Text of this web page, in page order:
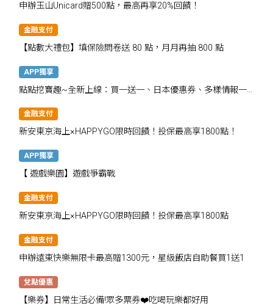
申辦玉山Unicard贈500點，最高再享20%回饋！
金融支付
【點數大禮包】填保險問卷送 80 點，月月再抽 800 點
APP獨享
點點挖寶趣~全新上線：買一送一、日本優惠券、多樣情報一
金融支付
新安東京海上×HAPPYGO限時回饋！投保最高享1800點！
APP獨享
【 遊戲樂園】遊戲爭霸戰
金融支付
新安東京海上×HAPPYGO限時回饋！投保最高享1800點
金融支付
申辦遠東快樂無限卡最高贈1300元，星級飯店自助餐買1送1
兌點優惠
【樂券】日常生活必備!眾多票券❤️吃喝玩樂都好用